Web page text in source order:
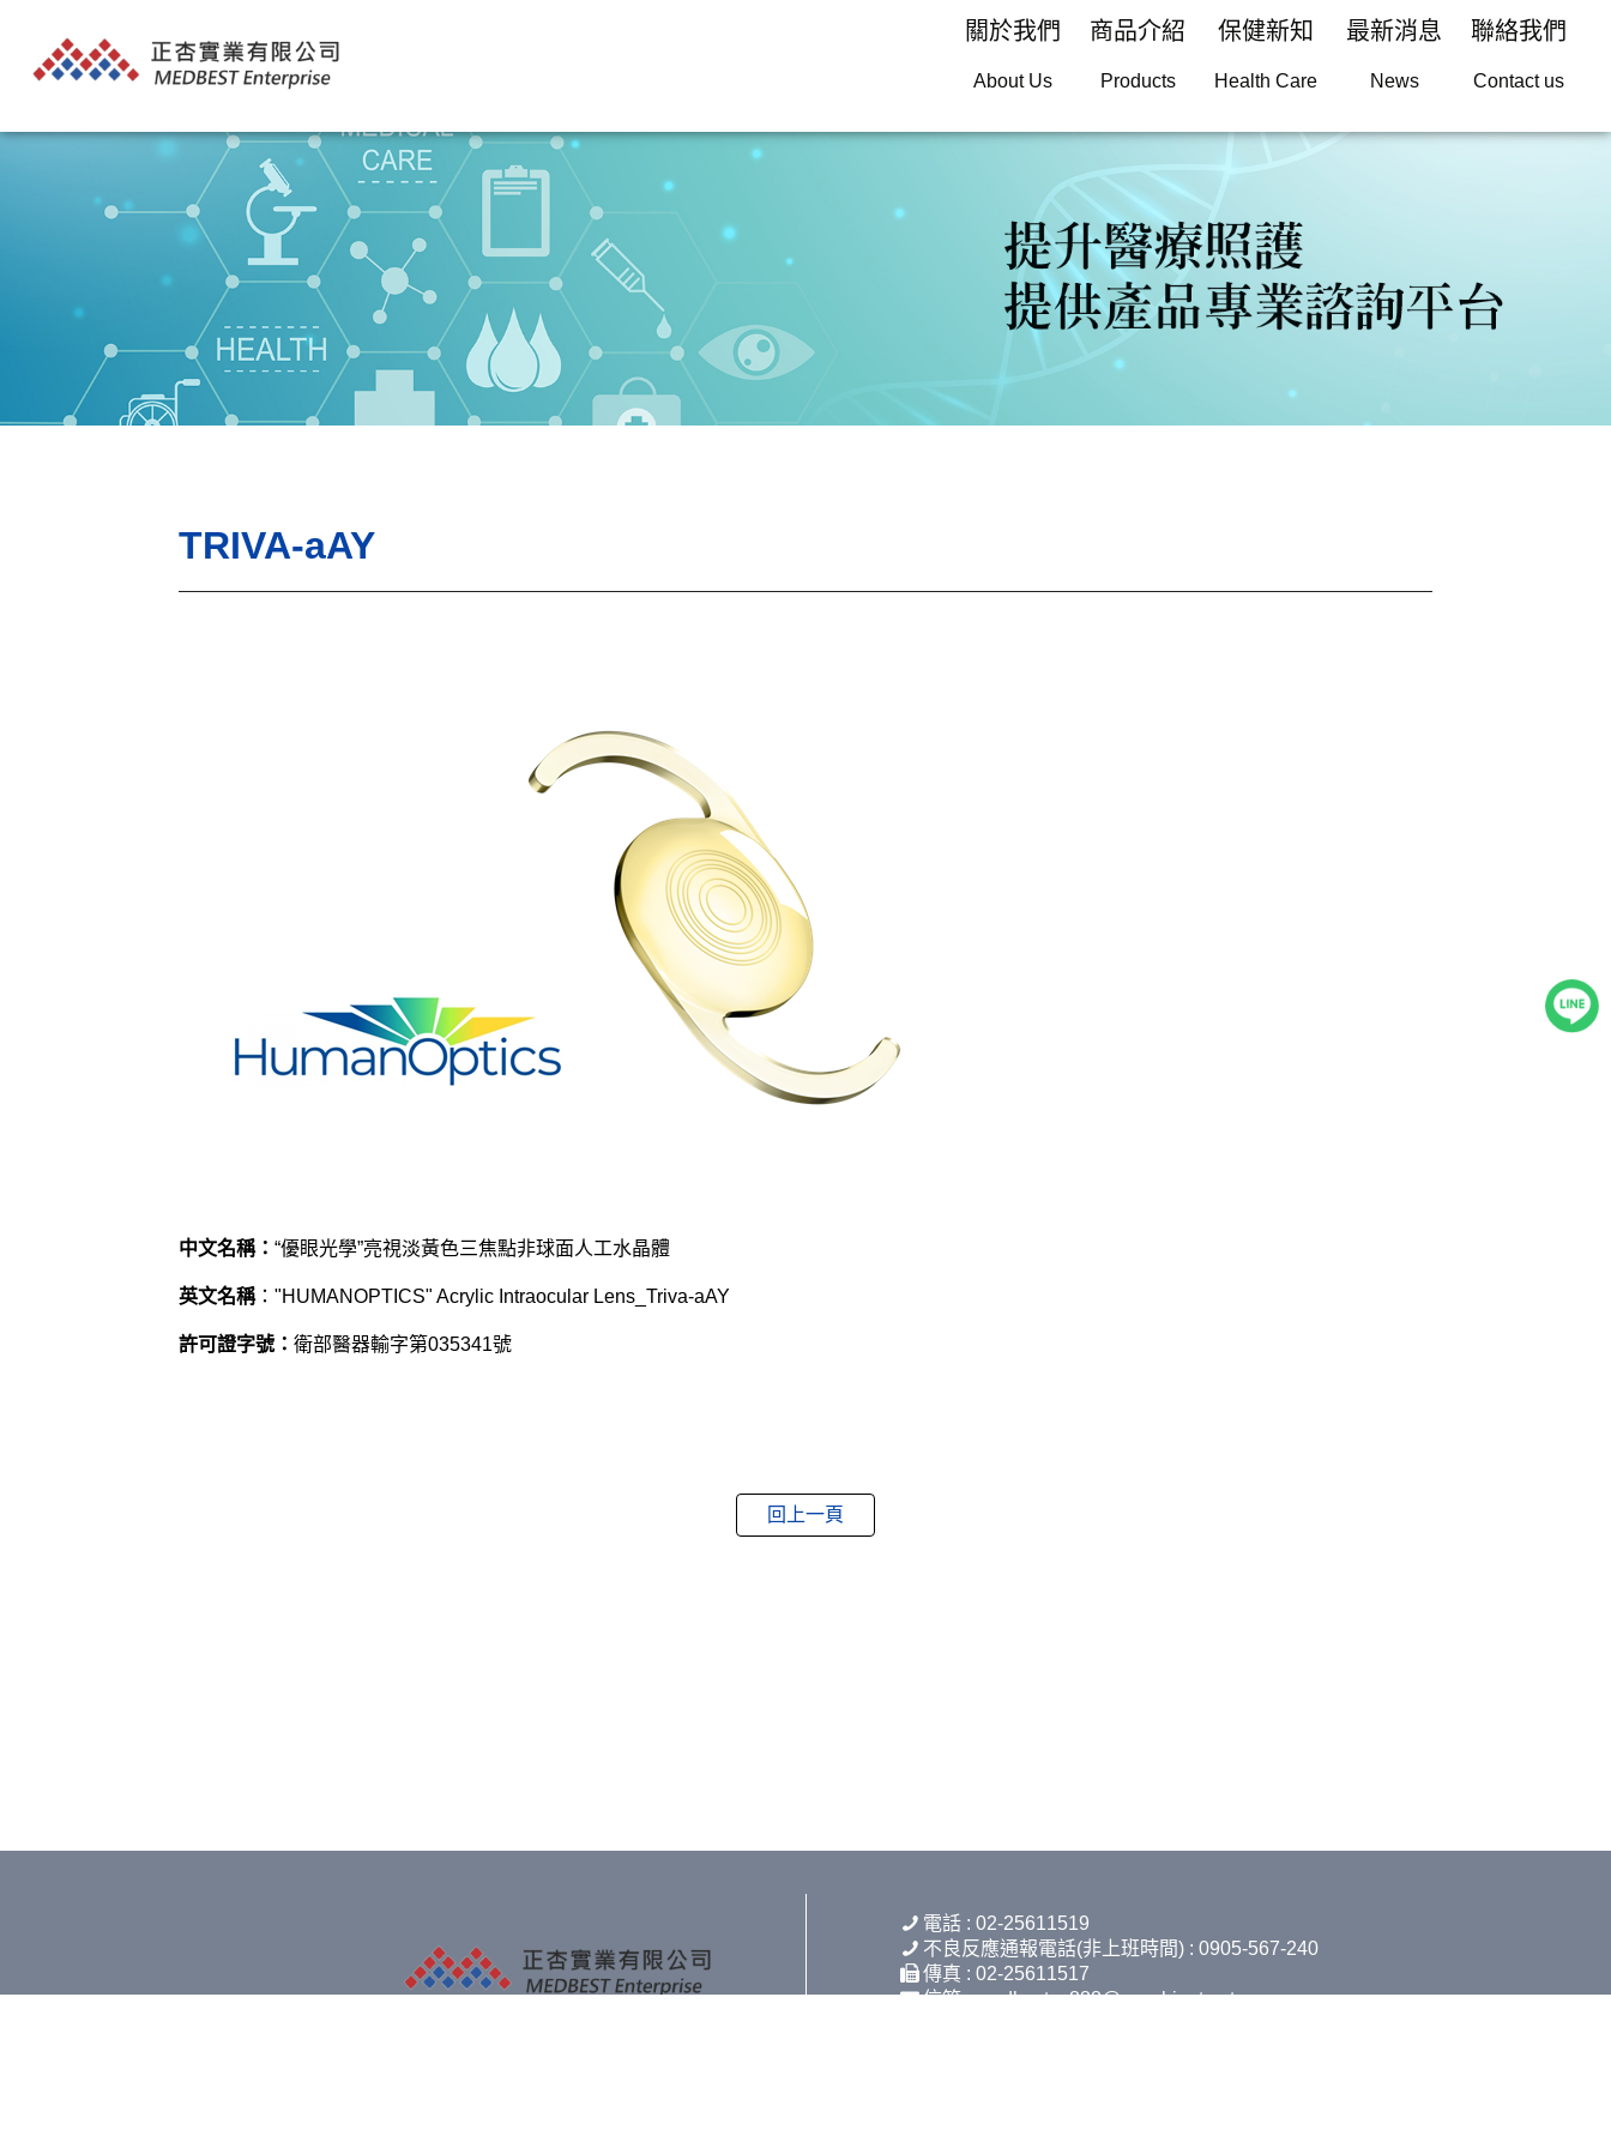
關於我們
About Us
商品介紹
Products
保健新知
Health Care
最新消息
News
聯絡我們
Contact us
TRIVA-aAY
中文名稱：“優眼光學”亮視淡黃色三焦點非球面人工水晶體
英文名稱："HUMANOPTICS" Acrylic Intraocular Lens_Triva-aAY
許可證字號：衛部醫器輸字第035341號
回上一頁
電話 : 02-25611519
不良反應通報電話(非上班時間) : 0905-567-240
傳真 : 02-25611517
信箱 : medbest.m888@msa.hinet.net